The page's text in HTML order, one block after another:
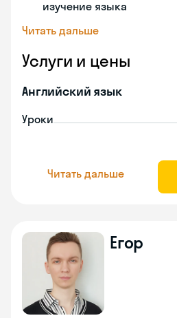
изучение языка
Читать дальше
Услуги и цены
Английский язык
Уроки
Читать дальше
Егор